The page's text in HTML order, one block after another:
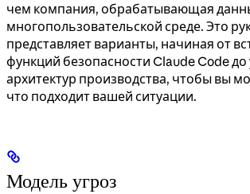
чем компания, обрабатывающая
многопользовательской среде. Это
представляет варианты, начиная от
функций безопасности Claude Code
архитектур производства, чтобы вы
что подходит вашей ситуации.
Модель угроз